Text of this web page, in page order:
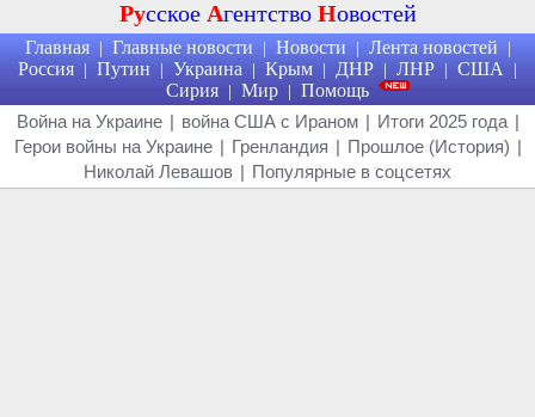
Русское Агентство Новостей
Главная | Главные новости | Новости | Лента новостей |
Россия | Путин | Украина | Крым | ДНР | ЛНР | США |
Сирия | Мир | Помощь
Война на Украине | война США с Ираном | Итоги 2025 года |
Герои войны на Украине | Гренландия | Прошлое (История) |
Николай Левашов | Популярные в соцсетях